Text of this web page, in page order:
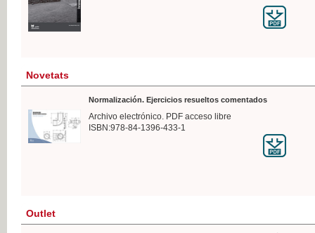
Novetats
Normalización. Ejercicios resueltos comentados
Archivo electrónico. PDF acceso libre
ISBN:978-84-1396-433-1
Outlet